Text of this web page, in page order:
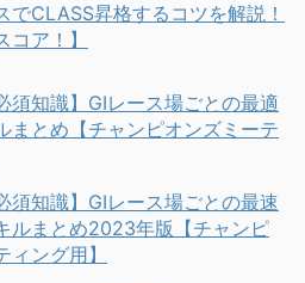
でCLASS昇格するコツを解説！
コア！】
須知識】GⅠレース場ごとの最適
まとめ【チャンピオンズミーテ
須知識】GⅠレース場ごとの最速
ルまとめ2023年版【チャンピ
ィング用】